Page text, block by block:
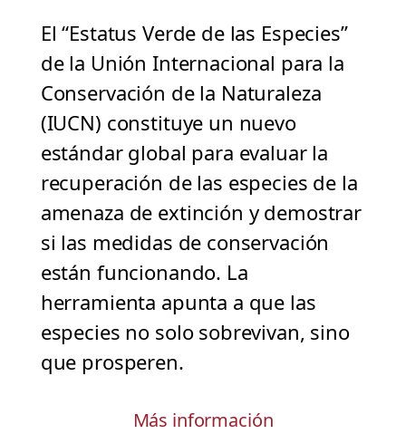
El “Estatus Verde de las Especies”
de la Unión Internacional para la
Conservación de la Naturaleza
(IUCN) constituye un nuevo
estándar global para evaluar la
recuperación de las especies de la
amenaza de extinción y demostrar
si las medidas de conservación
están funcionando. La
herramienta apunta a que las
especies no solo sobrevivan, sino
que prosperen.
Más información